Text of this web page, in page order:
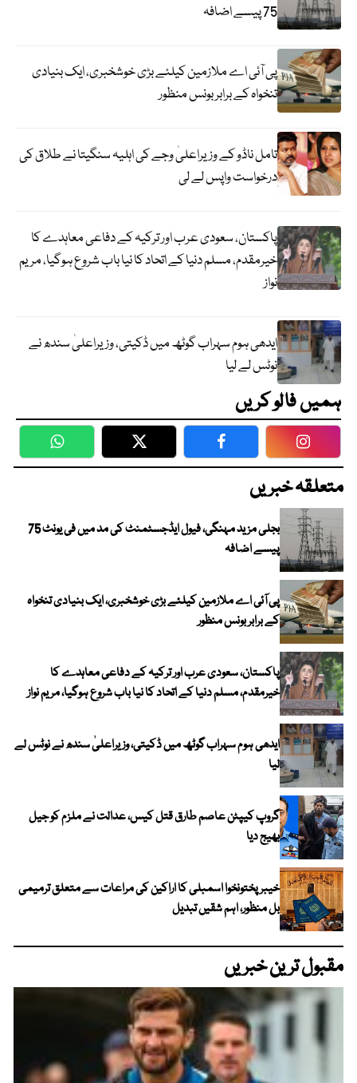
75 پیسے اضافہ
پی آئی اے ملازمین کیلئے بڑی خوشخبری، ایک بنیادی
تنخواہ کے برابر بونس منظور
تامل ناڈو کے وزیراعلیٰ وجے کی اہلیہ سنگیتا نے طلاق کی
درخواست واپس لے لی
پاکستان، سعودی عرب اور ترکیہ کے دفاعی معاہدے کا
خیرمقدم، مسلم دنیا کے اتحاد کا نیا باب شروع ہوگیا، مریم
نواز
ایدھی ہوم سہراب گوٹھ میں ڈکیتی، وزیراعلیٰ سندھ نے
نوٹس لے لیا
ہمیں فالو کریں
WhatsApp Twitter Facebook
متعلقہ خبریں
بجلی مزید مہنگی، فیول ایڈجسٹمنٹ کی مد میں فی یونٹ 75
پیسے اضافہ
پی آئی اے ملازمین کیلئے بڑی خوشخبری، ایک بنیادی تنخواہ
کے برابر بونس منظور
پاکستان، سعودی عرب اور ترکیہ کے دفاعی معاہدے کا
خیرمقدم، مسلم دنیا کے اتحاد کا نیا باب شروع ہوگیا، مریم نواز
ایدھی ہوم سہراب گوٹھ میں ڈکیتی، وزیراعلیٰ سندھ نے نوٹس لے
لیا
گروپ کیپٹن عاصم طارق قتل کیس، عدالت نے ملزم کو جیل
بھیج دیا
خیبرپختونخوا اسمبلی کا اراکین کی مراعات سے متعلق ترمیمی
بل منظور، اہم شقیں تبدیل
مقبول ترین خبریں